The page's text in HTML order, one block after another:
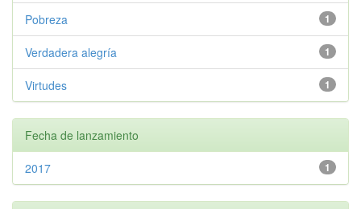
1
Pobreza
1
Verdadera alegría
1
Virtudes
Fecha de lanzamiento
1
2017